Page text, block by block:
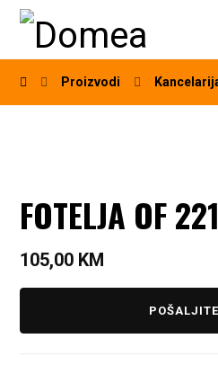
Proizvodi
FOTELJA OF
105,00 KM